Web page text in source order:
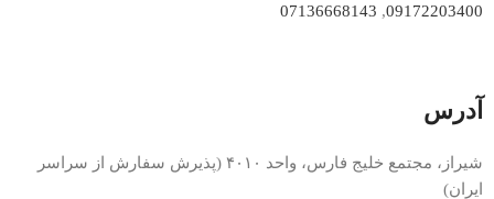
09172203400
,
07136668143
آدرس
شیراز، مجتمع خلیج فارس، واحد ۴۰۱۰ (پذیرش سفارش از سراسر
ایران)